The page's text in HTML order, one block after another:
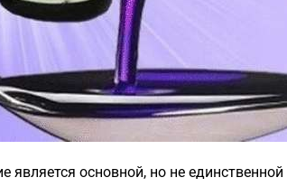
является основной, но не